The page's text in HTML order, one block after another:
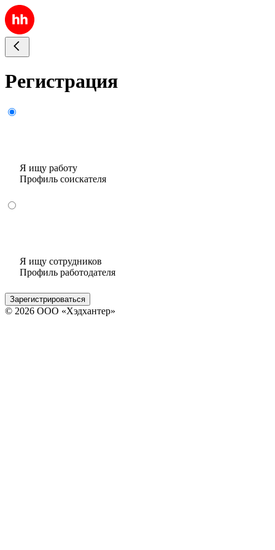
Регистрация
Я ищу работу
Профиль соискателя
Я ищу сотрудников
Профиль работодателя
Зарегистрироваться
© 2026 ООО «Хэдхантер»